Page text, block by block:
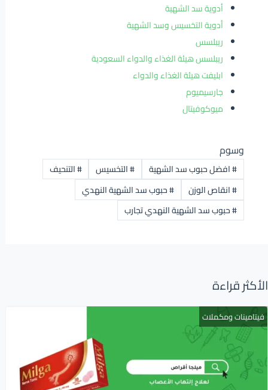
أدوية سد الشهية
أدوية التخسيس وسد الشهية
ريبلسس
ريبلسس هيئة الغذاء والدواء السعودية
ابليفت هيئة الغذاء والدواء
جارسيميوم
ميوكوفيتال
وسوم
#افضل حبوب سد الشهية #التخسيس #التنحيف
#انقاص الوزن #حبوب سد الشهية النهدي
#حبوب سد الشهية النهدي تجارب
الأكثر قراءة
فيتامينات ومكملات